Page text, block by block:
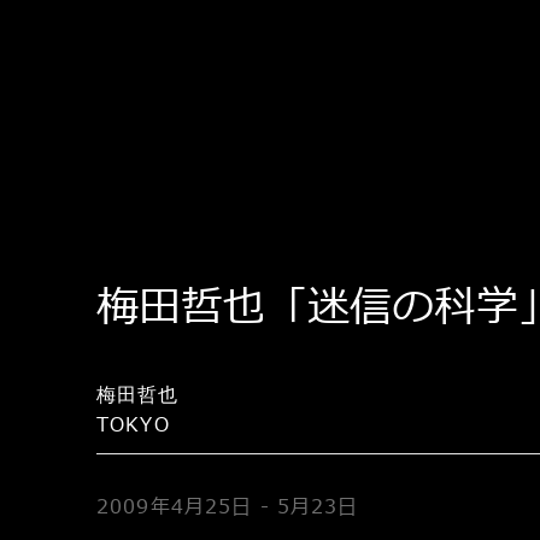
梅田哲也「迷信の科学
梅田哲也
TOKYO
2009年4月25日 - 5月23日